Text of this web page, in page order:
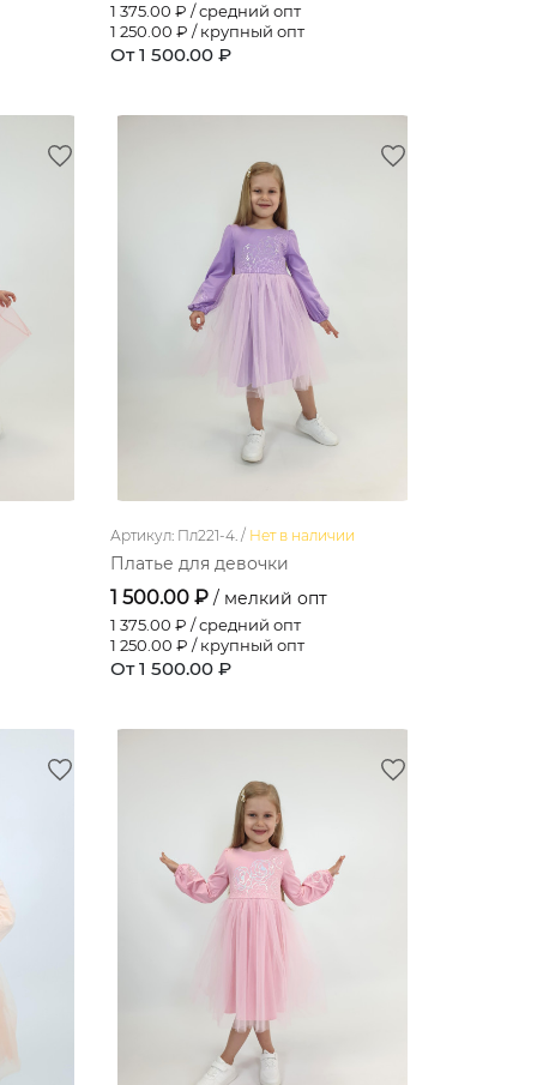
1 375.00 ₽ / средний опт
1 250.00 ₽ / крупный опт
От 1 500.00 ₽
Артикул: Пл221-4. / Нет в наличии
Платье для девочки
1 500.00 ₽ / мелкий опт
1 375.00 ₽ / средний опт
1 250.00 ₽ / крупный опт
От 1 500.00 ₽